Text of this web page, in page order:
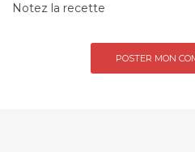
Notez la recette